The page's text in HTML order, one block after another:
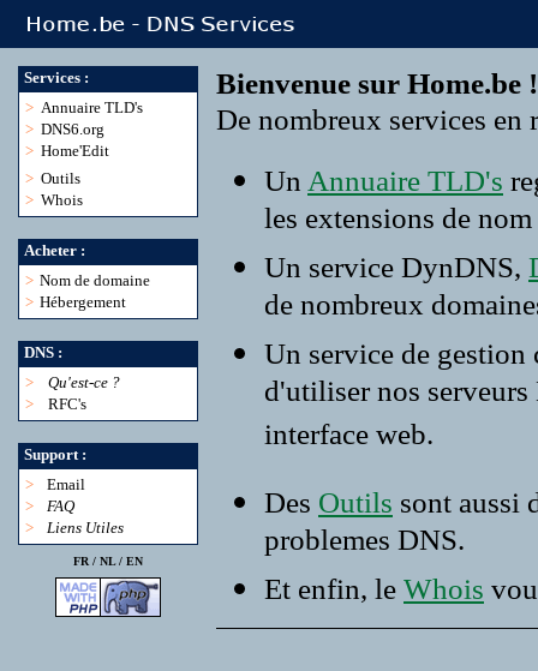
Services :
> Annuaire TLD's
> DNS6.org
> Home'Edit
> Outils
> Whois
Acheter :
> Nom de domaine
> Hébergement
DNS :
>
Qu'est-ce ?
>
RFC's
Support :
>
Email
>
FAQ
>
Liens Utiles
FR / NL/ EN
Bienvenue sur Home.be !
De nombreux services
Un Annuaire TLD's
les extensions de
Un service DynDNS,
de nombreux
Un service de
d'utiliser nos
interface web.
Des Outils sont aussi
problemes DNS.
Et enfin, le Whois